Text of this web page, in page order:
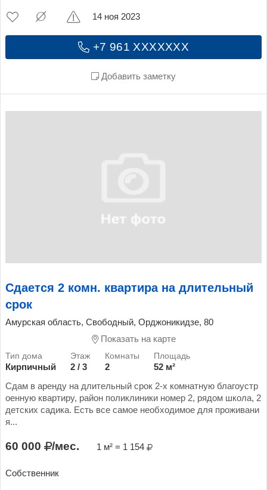
+7 961 XXXXXXX
Добавить заметку
14 ноя 2023
Сдается 2 комн. квартира на длительный
срок
Амурская область, Свободный, Орджоникидзе, 80
Показать на карте
Кирпичный 2 / 3 2
52 м²
Сдам в аренду на длительный срок 2-х комнатную благоустр
оенную квартиру, район поликлиники номер 2, рядом школа, 2
детских садика. Есть все самое необходимое для проживани
я...
60 000 /мес. 1 м² = 1 154
Собственник